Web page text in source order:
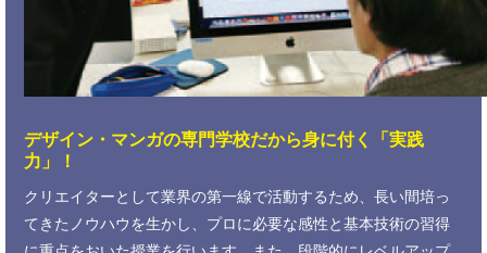
デザイン・マンガの専門学校だから身に付く「実践
力」！
クリエイターとして業界の第一線で活動するため、長い間培っ
てきたノウハウを生かし、プロに必要な感性と基本技術の習得